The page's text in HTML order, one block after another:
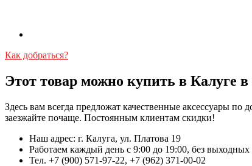
Как добраться?
Этот товар можно купить в Калуге
Здесь вам всегда предложат качественные аксессуары
заезжайте почаще. Постоянным клиентам скидки!
Наш адрес: г. Калуга, ул. Платова 19
Работаем каждый день с 9:00 до 19:00, без выходных
Тел. +7 (900) 571-97-22, +7 (962) 371-00-02